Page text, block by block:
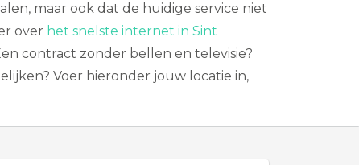
maar ook dat de huidige service niet
over het snelste internet in Sint
contract zonder bellen en televisie?
Voer hieronder jouw locatie in,